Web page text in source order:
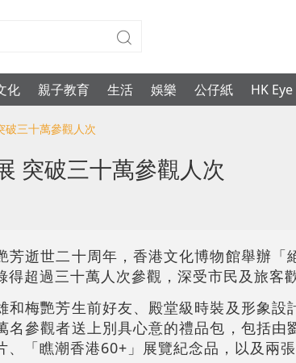
化 親子教育 生活 娛樂 公仔紙 HK Eye
破三十萬參觀人次
突破三十萬參觀人次
芳逝世二十周年，香港文化博物館舉辦「
超過三十萬人次參觀，深受市民及旅客歡
梅艷芳生前好友、殿堂級時裝及形象設
名參觀者送上別具心意的禮品包，包括由
「瞧潮香港60+」展覽紀念品，以及兩